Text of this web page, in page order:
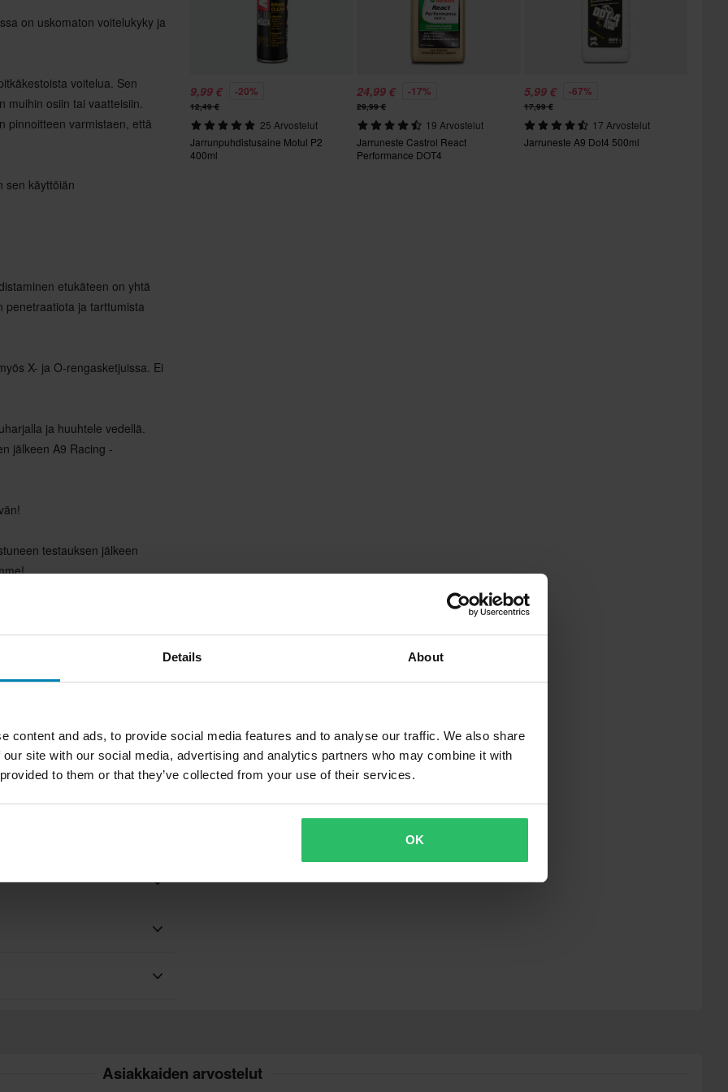
Details About
content and ads, to provide social media features and to analyse our traffic. We also share
site with our social media, advertising and analytics partners who may combine it with
to them or that they’ve collected from your use of their services.
OK
on uskomaton voitelukyky ja
voitelua. Sen
osiin tai vaatteisiin.
pinnoitteen varmistaen, että
sen käyttöiän
etukäteen on yhtä
penetraatiota ja tarttumista
X- ja O-rengasketjuissa. Ei
ja huuhtele vedellä.
jälkeen A9 Racing -
testauksen jälkeen
jarrunesteen ja muut roskat
9,99 € -20%
12,49 €
25 Arvostelut
Jarrunpuhdistusaine Motul P2
400ml
24,99 € -17%
29,99 €
19 Arvostelut
Jarruneste Castrol React
Performance DOT4
5,99 € -67%
17,99 €
17 Arvostelut
Jarruneste A9 Dot4 500ml
Asiakkaiden arvostelut